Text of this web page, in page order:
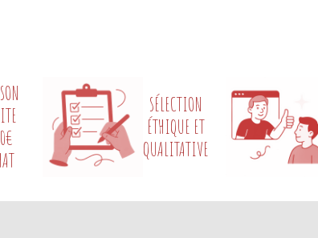
SÉLECTION
ÉTHIQUE ET
QUALITATIVE